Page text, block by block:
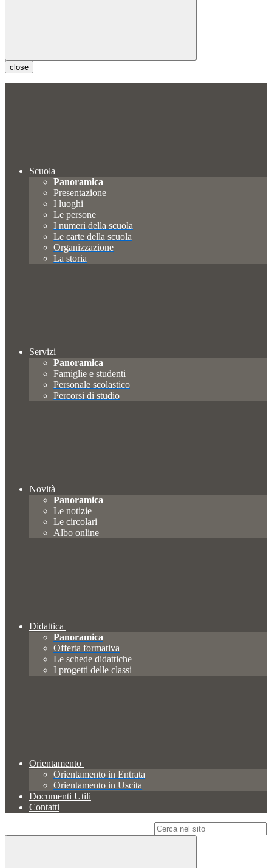
close
Scuola
Panoramica
Presentazione
I luoghi
Le persone
I numeri della scuola
Le carte della scuola
Organizzazione
La storia
Servizi
Panoramica
Famiglie e studenti
Personale scolastico
Percorsi di studio
Novità
Panoramica
Le notizie
Le circolari
Albo online
Didattica
Panoramica
Offerta formativa
Le schede didattiche
I progetti delle classi
Orientamento
Orientamento in Entrata
Orientamento in Uscita
Documenti Utili
Contatti